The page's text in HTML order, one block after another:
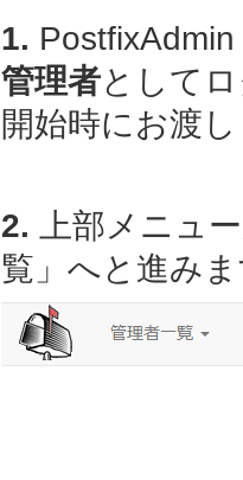
1. PostfixAdmin
管理者として
開始時にお渡
2. 上部メニュ
覧」へと進み